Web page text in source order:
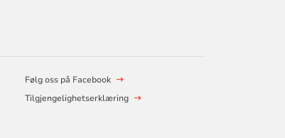
Følg oss på Facebook
Tilgjengelighetserklæring